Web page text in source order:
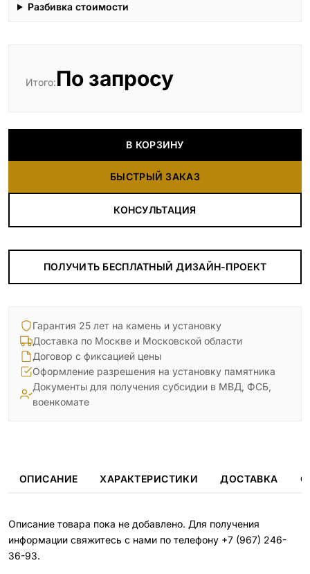
Разбивка стоимости
Итого:По запросу
В КОРЗИНУ
БЫСТРЫЙ ЗАКАЗ
КОНСУЛЬТАЦИЯ
ПОЛУЧИТЬ БЕСПЛАТНЫЙ ДИЗАЙН-ПРОЕКТ
Гарантия 25 лет на камень и установку
Доставка по Москве и Московской области
Договор с фиксацией цены
Оформление разрешения на установку памятника
Документы для получения субсидии в МВД, ФСБ,
военкомате
ОПИСАНИЕ ХАРАКТЕРИСТИКИ ДОСТАВКА
Описание товара пока не добавлено. Для получения
информации свяжитесь с нами по телефону +7 (967) 246-
36-93.